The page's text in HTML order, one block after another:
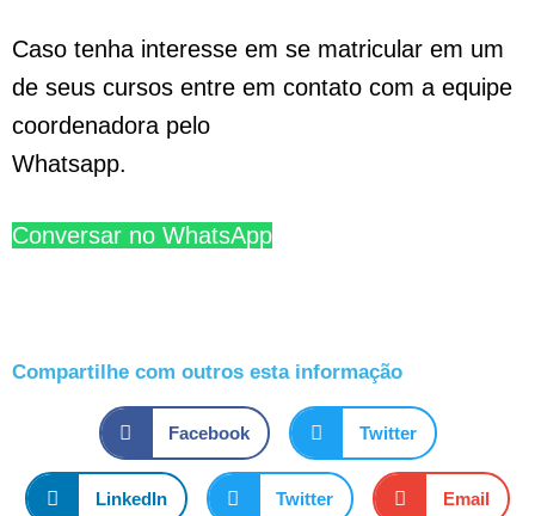
Caso tenha interesse em se matricular em um
de seus cursos entre em contato com a equipe
coordenadora pelo
Whatsapp.
Conversar no WhatsApp
Compartilhe com outros esta informação
Facebook Twitter
LinkedIn Twitter Email